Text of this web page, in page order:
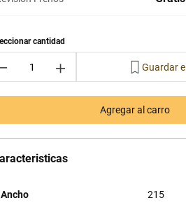
＋
Agregar al carro
Ancho 215